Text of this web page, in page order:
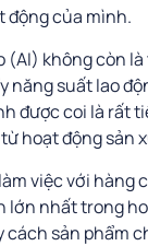
động của mình.
không còn
năng suất lao
được coi là rất
hoạt động sản
việc với
lớn nhất trong
sản phẩm